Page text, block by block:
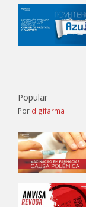
Popular
Por digifarma